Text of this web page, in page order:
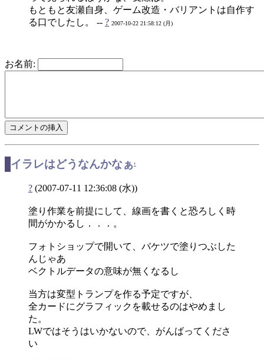
もともと友瀬自身、ゲーム改造・バリアントは自作す
る口でしたし。 -- ? 2007-10-22 21:58:12 (月)
お名前:
イラレはどうなんかなぁ †
? (2007-07-11 12:36:08 (水))
塗り作業を前提にして、線画を書くと恐ろしく時
間がかかるし．．．。
フォトショップで開いて、バケツで塗りつぶした
んじゃあ
ベクトルデータの意味が無くなるし
当方は変型トランプを作る予定ですが、
全カードにグラフィックを載せるのはやめまし
た。
LWではそうはいかないので、がんばってくださ
い